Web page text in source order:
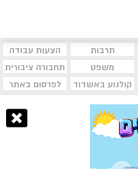
תרבות
הצעות עבודה
משפט
תחבורה ציבורית
קולנוע באשדוד לפרסום באתר